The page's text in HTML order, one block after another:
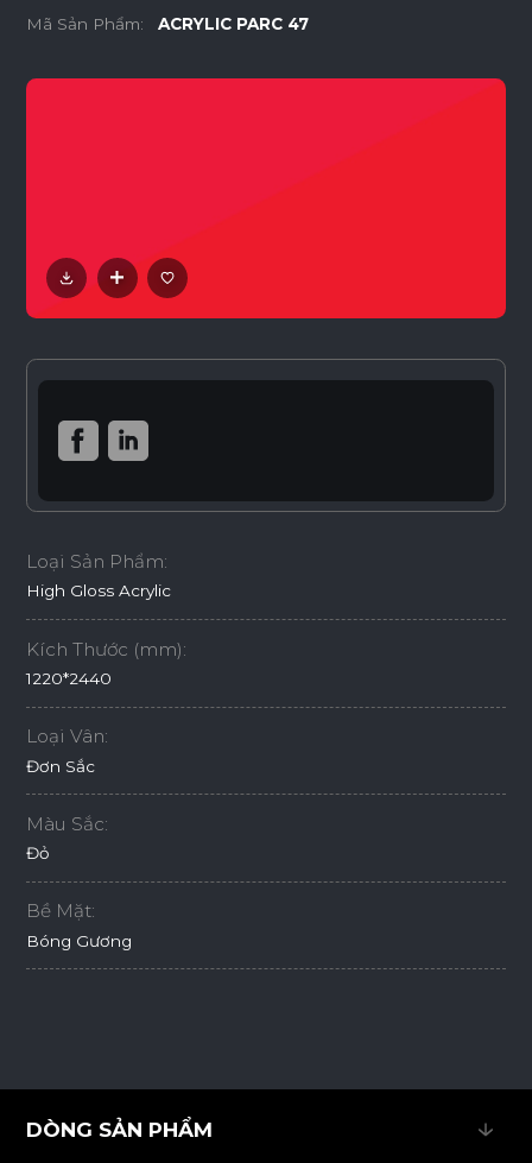
Mã Sản Phẩm: ACRYLIC PARC 47
Loại Sản Phẩm:
High Gloss Acrylic
Kích Thước (mm):
1220*2440
Loại Vân:
Đơn Sắc
Màu Sắc:
Đỏ
Bề Mặt:
Bóng Gương
DÒNG SẢN PHẨM